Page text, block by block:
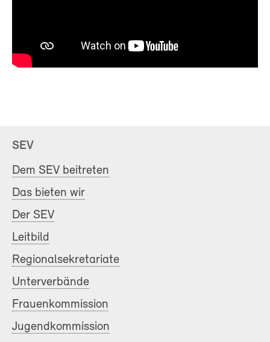
SEV
Dem SEV beitreten
Das bieten wir
Der SEV
Leitbild
Regionalsekretariate
Unterverbände
Frauenkommission
Jugendkommission